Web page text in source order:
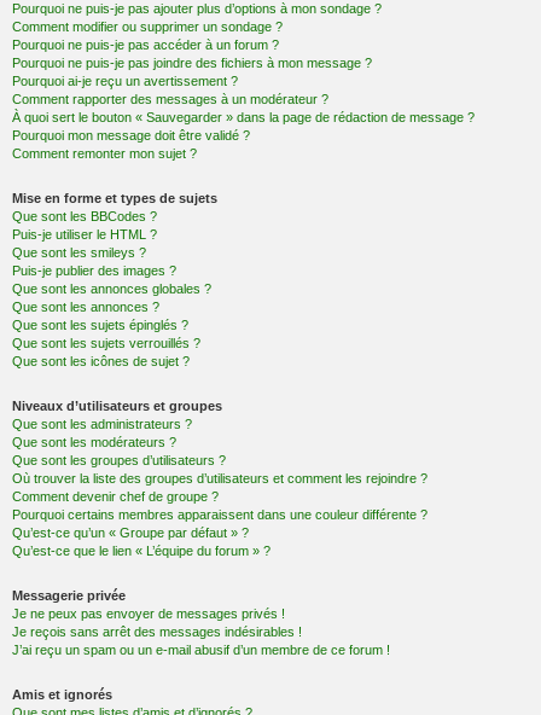
Pourquoi ne puis-je pas ajouter plus d’options à mon sondage ?
Comment modifier ou supprimer un sondage ?
Pourquoi ne puis-je pas accéder à un forum ?
Pourquoi ne puis-je pas joindre des fichiers à mon message ?
Pourquoi ai-je reçu un avertissement ?
Comment rapporter des messages à un modérateur ?
À quoi sert le bouton « Sauvegarder » dans la page de rédaction de message ?
Pourquoi mon message doit être validé ?
Comment remonter mon sujet ?
Mise en forme et types de sujets
Que sont les BBCodes ?
Puis-je utiliser le HTML ?
Que sont les smileys ?
Puis-je publier des images ?
Que sont les annonces globales ?
Que sont les annonces ?
Que sont les sujets épinglés ?
Que sont les sujets verrouillés ?
Que sont les icônes de sujet ?
Niveaux d’utilisateurs et groupes
Que sont les administrateurs ?
Que sont les modérateurs ?
Que sont les groupes d’utilisateurs ?
Où trouver la liste des groupes d’utilisateurs et comment les rejoindre ?
Comment devenir chef de groupe ?
Pourquoi certains membres apparaissent dans une couleur différente ?
Qu’est-ce qu’un « Groupe par défaut » ?
Qu’est-ce que le lien « L’équipe du forum » ?
Messagerie privée
Je ne peux pas envoyer de messages privés !
Je reçois sans arrêt des messages indésirables !
J’ai reçu un spam ou un e-mail abusif d’un membre de ce forum !
Amis et ignorés